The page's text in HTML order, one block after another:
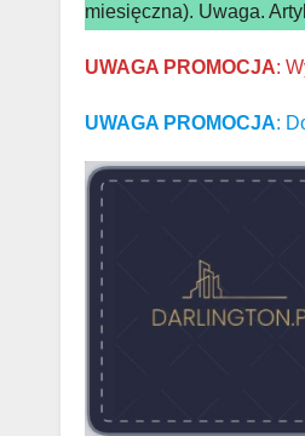
miesięczna). Uwaga.
UWAGA PROMOCJA:
UWAGA PROMOCJA: